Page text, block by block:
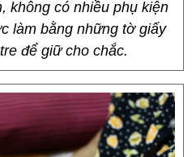
không có nhiều phụ kiện
làm bằng những tờ giấy
để giữ cho chắc.